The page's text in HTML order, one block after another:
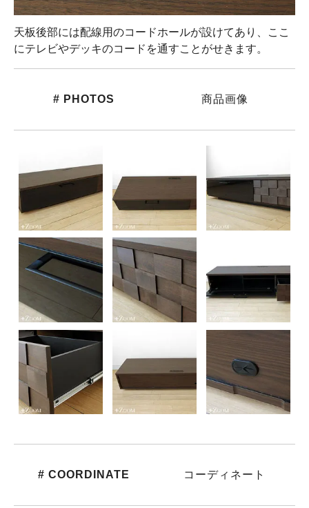
天板後部には配線用のコードホールが設けてあり、ここ
にテレビやデッキのコードを通すことがせきます。
# PHOTOS 商品画像
# COORDINATE コーディネート